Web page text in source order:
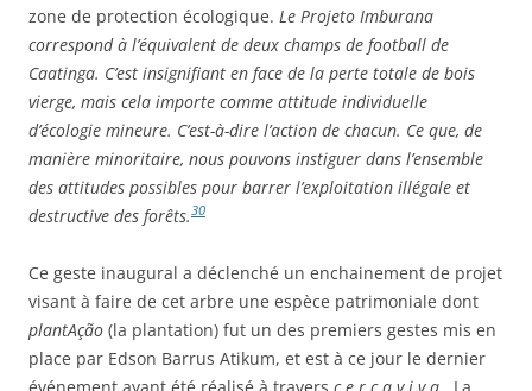
zone de protection écologique. Le Projeto Imburana
correspond à l’équivalent de deux champs de football de
Caatinga. C’est insignifiant en face de la perte totale de bois
vierge, mais cela importe comme attitude individuelle
d’écologie mineure. C’est-à-dire l’action de chacun. Ce que, de
manière minoritaire, nous pouvons instiguer dans l’ensemble
des attitudes possibles pour barrer l’exploitation illégale et
destructive des forêts.30
Ce geste inaugural a déclenché un enchainement de projet
visant à faire de cet arbre une espèce patrimoniale dont
plantAção (la plantation) fut un des premiers gestes mis en
place par Edson Barrus Atikum, et est à ce jour le dernier
événement ayant été réalisé à travers c e r c a v i v a . La